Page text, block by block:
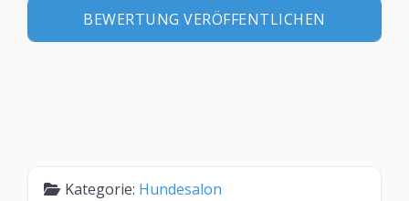
Kategorie: Hundesalon